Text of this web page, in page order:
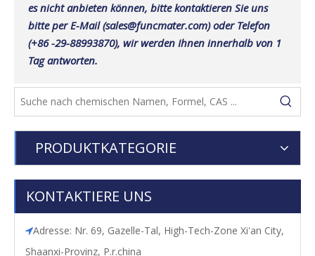
es nicht anbieten können, bitte kontaktieren Sie uns
bitte per E-Mail (sales@funcmater.com) oder Telefon
(+86 -29-88993870), wir werden Ihnen innerhalb von 1
Tag antworten.
PRODUKTKATEGORIE
KONTAKTIERE UNS
Adresse: Nr. 69, Gazelle-Tal, High-Tech-Zone Xi'an City,
Shaanxi-Provinz, P.r.china